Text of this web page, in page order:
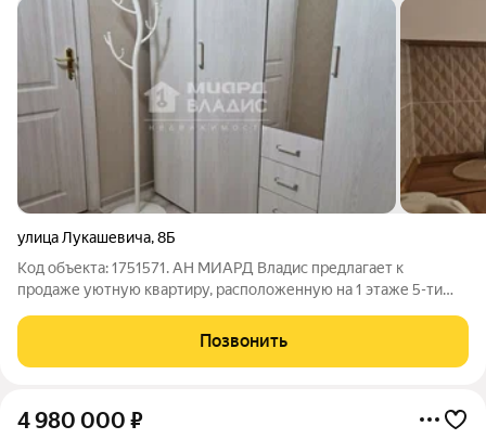
улица Лукашевича,8Б
Код объекта: 1751571. АН МИАРД Владис предлагает к
продаже уютную квартиру, расположенную на 1 этаже 5-ти
Кухонный гарнитур новый, мебель остается по
договоренности. Во дворе имеется шлагбаум.
Позвонить
4 980 000 ₽